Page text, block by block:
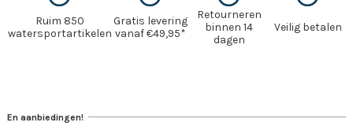
Ruim 850
watersportartikelen
Gratis levering
vanaf €49,95*
Retourneren
binnen 14
dagen
Veilig betalen
En aanbiedingen!